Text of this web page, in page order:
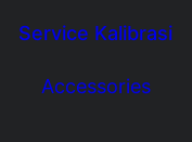
Service Kalibrasi
Accessories